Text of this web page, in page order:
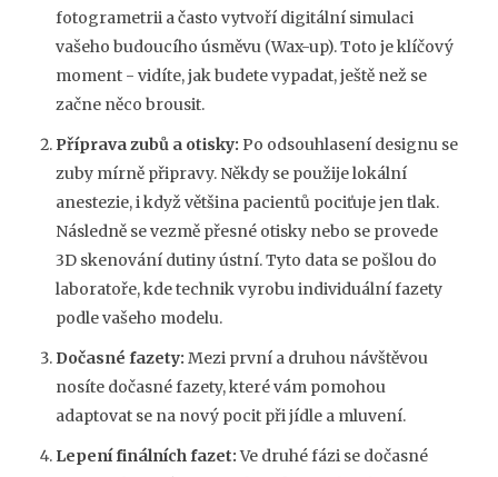
fotogrametrii a často vytvoří digitální simulaci
vašeho budoucího úsměvu (Wax-up). Toto je klíčový
moment - vidíte, jak budete vypadat, ještě než se
začne něco brousit.
Příprava zubů a otisky: Po odsouhlasení designu se
zuby mírně připravy. Někdy se použije lokální
anestezie, i když většina pacientů pociťuje jen tlak.
Následně se vezmě přesné otisky nebo se provede
3D skenování dutiny ústní. Tyto data se pošlou do
laboratoře, kde technik vyrobu individuální fazety
podle vašeho modelu.
Dočasné fazety: Mezi první a druhou návštěvou
nosíte dočasné fazety, které vám pomohou
adaptovat se na nový pocit při jídle a mluvení.
Lepení finálních fazet:Ve druhé fázi se dočasné